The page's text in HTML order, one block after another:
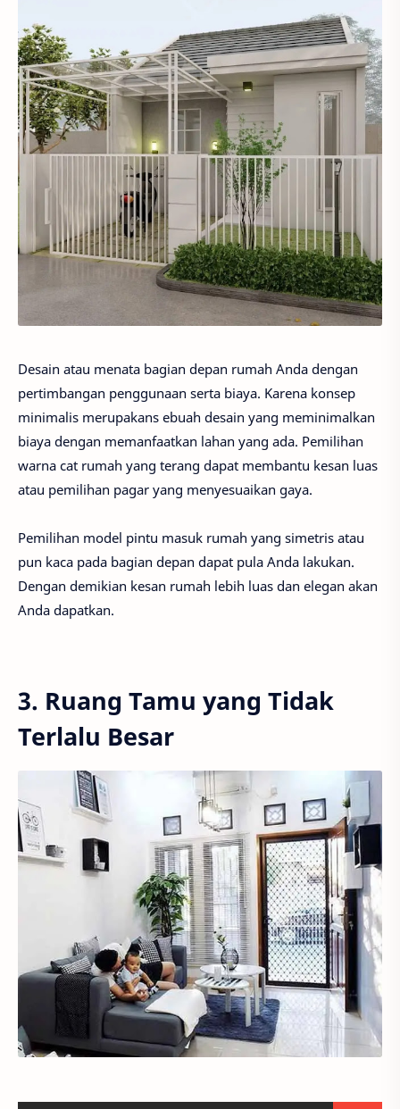
Desain atau menata bagian depan rumah Anda dengan
pertimbangan penggunaan serta biaya. Karena konsep
minimalis merupakans ebuah desain yang meminimalkan
biaya dengan memanfaatkan lahan yang ada. Pemilihan
warna cat rumah yang terang dapat membantu kesan luas
atau pemilihan pagar yang menyesuaikan gaya.
Pemilihan model pintu masuk rumah yang simetris atau
pun kaca pada bagian depan dapat pula Anda lakukan.
Dengan demikian kesan rumah lebih luas dan elegan akan
Anda dapatkan.
3. Ruang Tamu yang Tidak
Terlalu Besar